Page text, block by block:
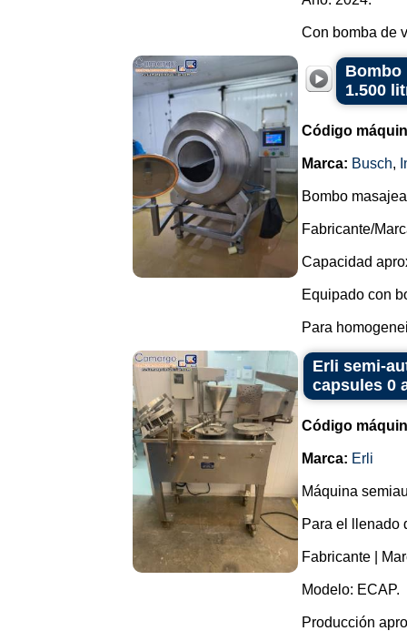
Con bomba de
Bombo
1.500
Código
Marca: Busch,
Bombo
Fabricante/
Capacidad
Equipado con
Para
Erli semi-
capsules 0
Código
Marca: Erli
Máquina
Para el llenado
Fabricante |
Modelo: ECAP.
Producción